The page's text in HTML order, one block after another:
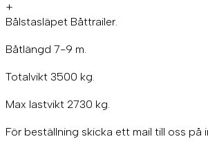
+
Bålstasläpet Båttrailer.
Båtlängd 7-9 m.
Totalvikt 3500 kg.
Max lastvikt 2730 kg.
För beställning skicka ett mail till oss